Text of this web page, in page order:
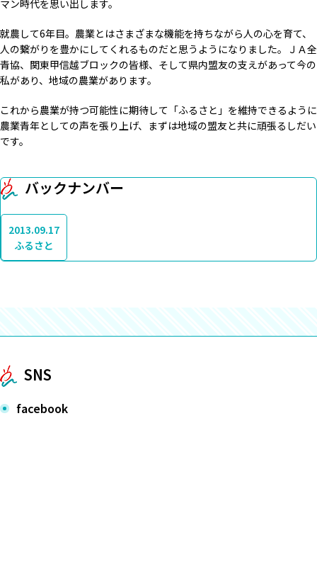
マン時代を思い出します。
就農して6年目。農業とはさまざまな機能を持ちながら人の心を育て、
人の繋がりを豊かにしてくれるものだと思うようになりました。ＪＡ全
青協、関東甲信越ブロックの皆様、そして県内盟友の支えがあって今の
私があり、地域の農業があります。
これから農業が持つ可能性に期待して「ふるさと」を維持できるように
農業青年としての声を張り上げ、まずは地域の盟友と共に頑張るしだい
です。
バックナンバー
2013.09.17
ふるさと
SNS
facebook